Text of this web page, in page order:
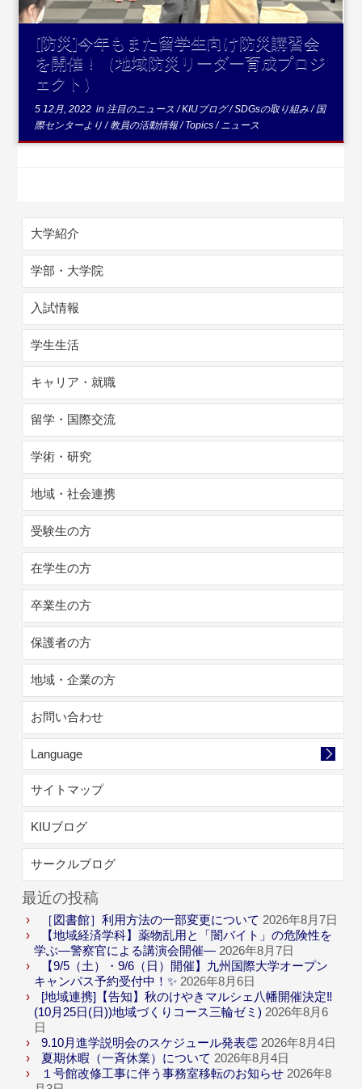
[防災]今年もまた留学生向け防災講習会
を開催！（地域防災リーダー育成プロジ
ェクト）
5 12月, 2022 in 注目のニュース/KIUブログ/SDGsの取り組み/国
際センターより/教員の活動情報/Topics/ニュース
大学紹介
学部・大学院
入試情報
学生生活
キャリア・就職
留学・国際交流
学術・研究
地域・社会連携
受験生の方
在学生の方
卒業生の方
保護者の方
地域・企業の方
お問い合わせ
Language
サイトマップ
KIUブログ
サークルブログ
最近の投稿
［図書館］利用方法の一部変更について 2026年8月7日
【地域経済学科】薬物乱用と「闇バイト」の危険性を
学ぶ―警察官による講演会開催― 2026年8月7日
【9/5（土）・9/6（日）開催】九州国際大学オープン
キャンパス予約受付中！✨ 2026年8月6日
[地域連携]【告知】秋のけやきマルシェ八幡開催決定‼
(10月25日(日))地域づくりコース三輪ゼミ) 2026年8月6
日
9.10月進学説明会のスケジュール発表👏 2026年8月4日
夏期休暇（一斉休業）について 2026年8月4日
１号館改修工事に伴う事務室移転のお知らせ 2026年8